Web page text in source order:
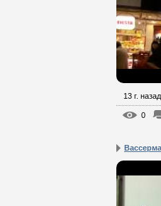
13 г. назад
0